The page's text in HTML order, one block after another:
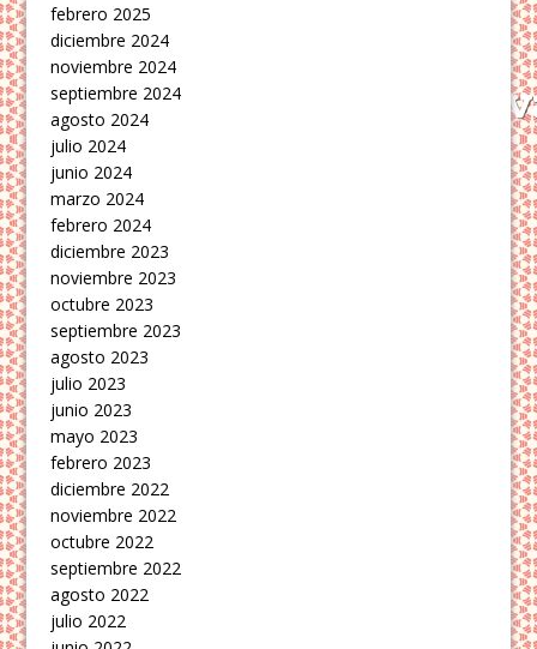
febrero 2025
diciembre 2024
noviembre 2024
septiembre 2024
agosto 2024
julio 2024
junio 2024
marzo 2024
febrero 2024
diciembre 2023
noviembre 2023
octubre 2023
septiembre 2023
agosto 2023
julio 2023
junio 2023
mayo 2023
febrero 2023
diciembre 2022
noviembre 2022
octubre 2022
septiembre 2022
agosto 2022
julio 2022